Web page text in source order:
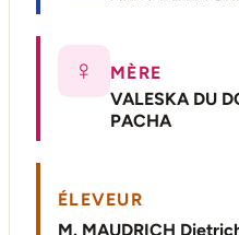
♀
MÈRE
VALESKA DU
PACHA
ÉLEVEUR
M. MAUDRICH